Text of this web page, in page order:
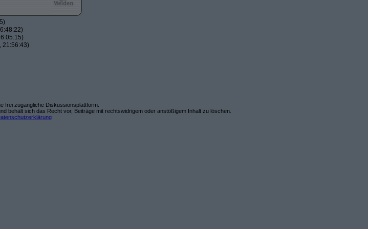
21:56:43)
frei zugängliche Diskussionsplattform.
behält sich das Recht vor, Beiträge mit rechtswidrigem oder anstößigem Inhalt zu löschen.